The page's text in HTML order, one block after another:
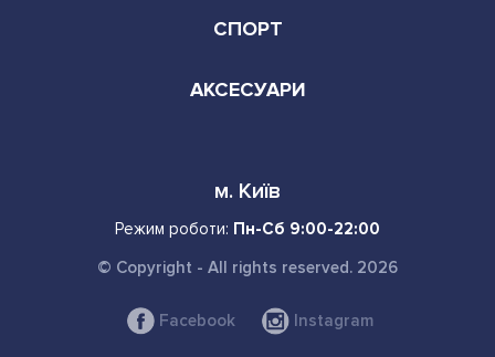
СПОРТ
АКСЕСУАРИ
м. Київ
Режим роботи: Пн-Сб 9:00-22:00
© Copyright - All rights reserved. 2026
Facebook Instagram